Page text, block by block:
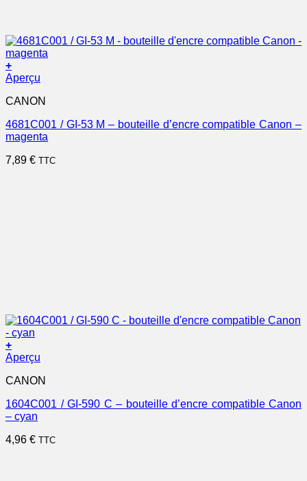
+
Aperçu
CANON
4681C001 / GI-53 M – bouteille d’encre compatible Canon –
magenta
7,89 € TTC
+
Aperçu
CANON
1604C001 / GI-590 C – bouteille d’encre compatible Canon
– cyan
4,96 € TTC